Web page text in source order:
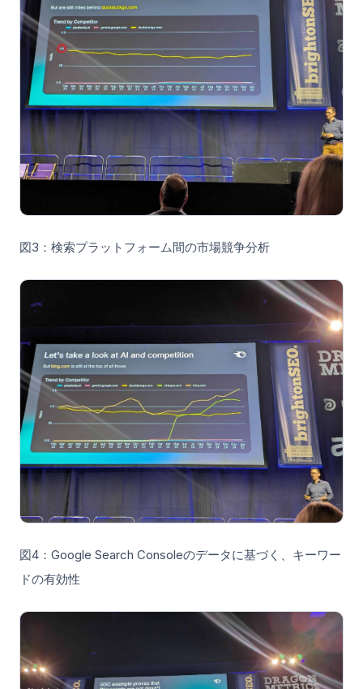
図3：検索プラットフォーム間の市場競争分析
図4：Google Search Consoleのデータに基づく、キーワー
ドの有効性